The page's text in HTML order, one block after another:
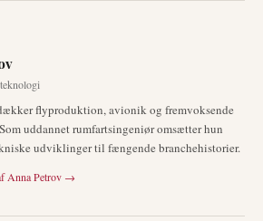
flyproduktion, avionik og fremvoksende
uddannet rumfartsingeniør omsætter hun
udviklinger til fængende branchehistorier.
Anna Petrov →